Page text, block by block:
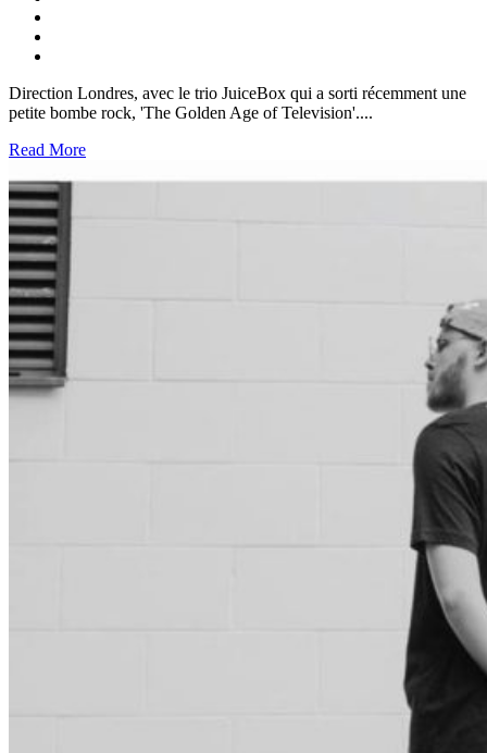
Direction Londres, avec le trio JuiceBox qui a sorti récemment une
petite bombe rock, 'The Golden Age of Television'....
Read More